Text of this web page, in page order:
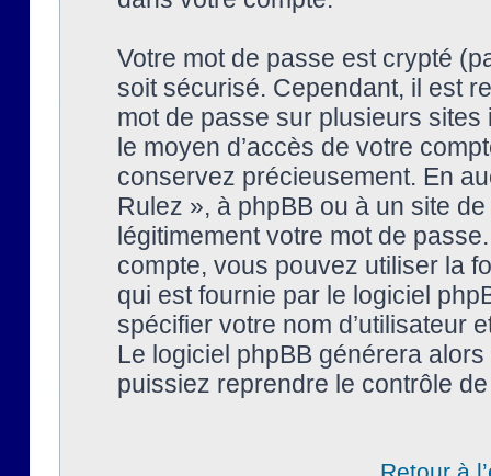
Votre mot de passe est crypté
soit sécurisé. Cependant, il est
mot de passe sur plusieurs
le moyen d’accès de votre
conservez précieusement. En
Rulez », à phpBB ou à un site
légitimement votre mot de
compte, vous pouvez utiliser la
qui est fournie par le logiciel
spécifier votre nom d’utilisateur
Le logiciel phpBB générera
puissiez reprendre le contrôle